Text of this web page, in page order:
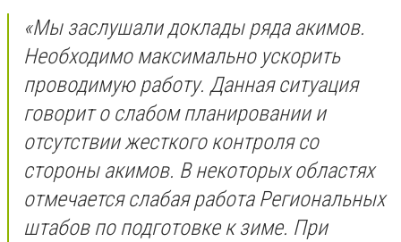
«Мы заслушали доклады ряда акимов.
Необходимо максимально ускорить
проводимую работу. Данная ситуация
говорит о слабом планировании и
отсутствии жесткого контроля со
стороны акимов. В некоторых областях
отмечается слабая работа Региональных
штабов по подготовке к зиме. При